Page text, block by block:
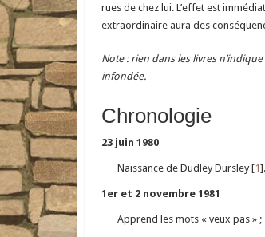
rues de chez lui. L’effet est
extraordinaire aura des
Note : rien dans les livres
infondée.
Chronologie
23 juin 1980
Naissance de Dudley Dursley [1].
1er et 2 novembre 1981
Apprend les mots « veux pas »